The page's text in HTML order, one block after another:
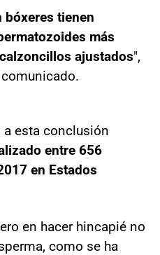
bóxeres tienen
más
ajustados",
esta conclusión
entre 656
en Estados
en hacer hincapié no
como se ha